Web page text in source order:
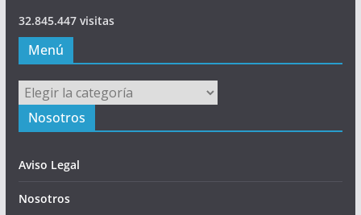
32.845.447 visitas
Menú
Menú
Nosotros
Aviso Legal
Nosotros